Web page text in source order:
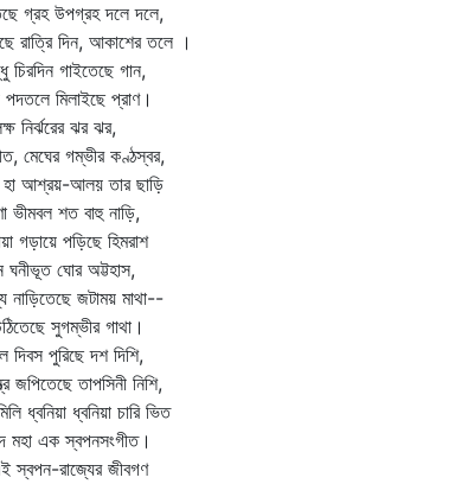
গ্রহ উপগ্রহ দলে দলে,
রাত্রি দিন, আকাশের তলে ।
চিরদিন গাইতেছে গান,
পদতলে মিলাইছে প্রাণ।
নির্ঝরের ঝর ঝর,
মেঘের গম্ভীর কণ্ঠস্বর,
হা আশ্রয়-আলয় তার ছাড়ি
ভীমবল শত বাহু নাড়ি,
গড়ায়ে পড়িছে হিমরাশ
ঘনীভূত ঘোর অট্টহাস,
নাড়িতেছে জটাময় মাথা--
সুগম্ভীর গাথা।
দিবস পুরিছে দশ দিশি,
জপিতেছে তাপসিনী নিশি,
ধ্বনিয়া ধ্বনিয়া চারি ভিত
মহা এক স্বপনসংগীত।
স্বপন-রাজ্যের জীবগণ